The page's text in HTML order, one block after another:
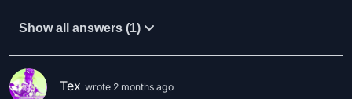
Show all answers (1)
Tex wrote 2 months ago